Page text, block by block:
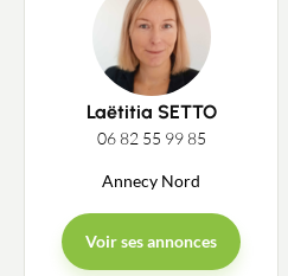
Laëtitia SETTO
06 82 55 99 85
Annecy Nord
Voir ses annonces